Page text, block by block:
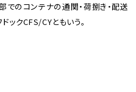
のコンテナの通関・荷捌き・配送
ックCFS/CYともいう。